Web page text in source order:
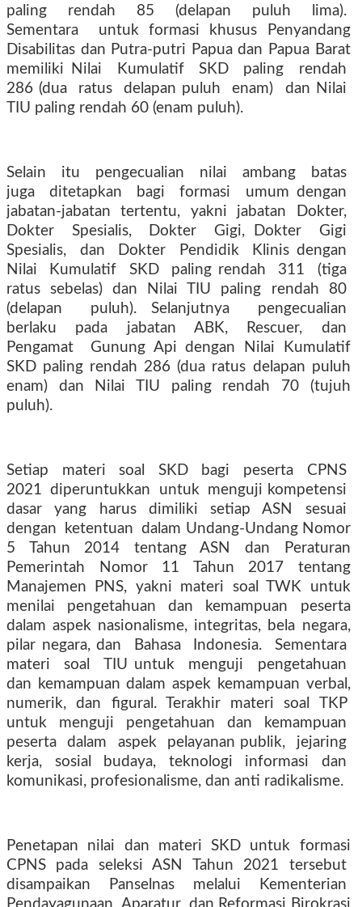
paling
rendah 85 (delapan puluh
lima).
Sementara
untuk formasi khusus Penyandang
Disabilitas dan Putra-putri Papua dan Papua Barat
memiliki Nilai
Kumulatif SKD paling
rendah
286 (dua
ratus delapan puluh enam)
dan Nilai
TIU paling rendah 60 (enam puluh).
Selain itu pengecualian nilai ambang
batas
juga
ditetapkan bagi formasi
umum dengan
jabatan-jabatan
tertentu, yakni jabatan
Dokter,
Dokter
Spesialis, Dokter Gigi, Dokter
Gigi
Spesialis,
dan Dokter Pendidik
Klinis dengan
Nilai
Kumulatif SKD paling rendah 311
(tiga
ratus
sebelas) dan Nilai TIU paling rendah
80
(delapan
puluh). Selanjutnya
pengecualian
berlaku
pada jabatan ABK, Rescuer,
dan
Pengamat
Gunung Api dengan Nilai Kumulatif
SKD paling rendah 286 (dua ratus delapan puluh
enam) dan Nilai TIU paling rendah 70 (tujuh
puluh).
Setiap materi soal SKD bagi peserta
CPNS
2021
diperuntukkan untuk menguji kompetensi
dasar
yang harus dimiliki setiap ASN
sesuai
dengan
ketentuan
dalam Undang-Undang Nomor
5 Tahun 2014 tentang ASN dan Peraturan
Pemerintah Nomor 11 Tahun 2017 tentang
Manajemen PNS, yakni materi soal TWK untuk
menilai pengetahuan dan kemampuan peserta
dalam aspek nasionalisme, integritas, bela negara,
pilar negara, dan
Bahasa Indonesia.
Sementara
materi
soal TIU untuk menguji
pengetahuan
dan kemampuan dalam aspek kemampuan verbal,
numerik, dan figural. Terakhir materi soal TKP
untuk
menguji pengetahuan dan
kemampuan
peserta
dalam aspek pelayanan publik,
jejaring
kerja,
sosial budaya, teknologi informasi
dan
komunikasi, profesionalisme, dan anti radikalisme.
Penetapan nilai dan materi SKD untuk formasi
CPNS pada seleksi ASN Tahun 2021 tersebut
disampaikan
Panselnas melalui
Kementerian